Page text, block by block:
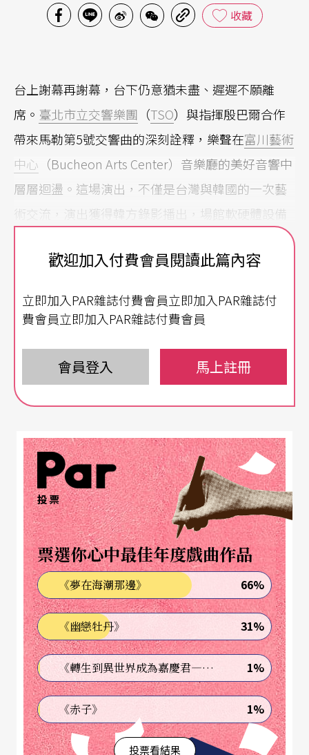
收藏
台上謝幕再謝幕，台下仍意猶未盡、遲遲不願離
席。 臺北市立交響樂團 （TSO）與指揮殷巴爾合作
帶來馬勒第5號交響曲的深刻詮釋，樂聲在富川藝術
中心 （Bucheon Arts Center）音樂廳的美好音響中
層層迴盪。這場演出，不僅是台灣與韓國的一次藝
術交流，演出獲得韓方錄影播出，場館軟硬體設備
從城市精神到聲學完美
作為一個新城市，富川市位於首爾與仁川之間，雖
然不是韓國的一線城市，卻以文化厚度著稱。自198
0年代起，韓國變計畫讓富川市以「文化」作為城市
品牌核心，率先成立了富川文化財團，並於1988年
成立市立藝術團，成為地方文化建設的先驅。富川
生活品質，也為城市帶來獨特的精神象徵。
在這樣的城市背景下，富川音樂廳於2022年5月落
成啟用，成為韓國首座為古典音樂量身打造的古典
公演場地。音樂廳的設計兼具規模與聲學精準度，
擁有1445個座位，為觀眾提供理想的視聽體驗；舞
台上方設有可調式反響板，可根據鋼琴獨奏、室內
樂、管絃樂及合唱等不同編制，調整出6種最佳音響
模式。此外，音樂廳更建置了管風琴，是韓國地方
城市中首座具此設施的古典音樂專用場館。
富川音樂廳位於富川市的黃金地段，擁有極佳的交
通便利性，市民可輕鬆搭乘地鐵或公車等大眾運輸
歡迎加入付費會員閱讀此篇內容
立即加入PAR雜誌付費會員立即加入PAR雜誌付
費會員立即加入PAR雜誌付費會員
會員登入 馬上註冊
投票
票選你心中最佳年度戲曲作品
《夢在海潮那邊》 66%
《幽戀牡丹》 31%
《轉生到異世界成為嘉慶君—發現我的祖先是詐騙集團!?》 1%
《赤子》 1%
投票看結果